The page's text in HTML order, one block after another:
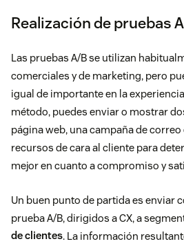
Realización de pruebas
Las pruebas A/B se utilizan
comerciales y de marketing, pero
igual de importante en la
método, puedes enviar o mostrar
página web, una campaña de
recursos de cara al cliente para
mejor en cuanto a compromiso y
Un buen punto de partida es enviar
prueba A/B, dirigidos a CX, a
de clientes. La información